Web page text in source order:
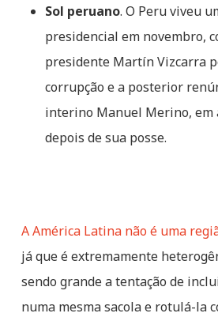
Sol peruano. O Peru viveu
presidencial em novembro,
presidente Martín Vizcarra
corrupção e a posterior
interino Manuel Merino, em
depois de sua posse.
A América Latina não é uma
já que é extremamente
sendo grande a tentação de
numa mesma sacola e rotulá-la